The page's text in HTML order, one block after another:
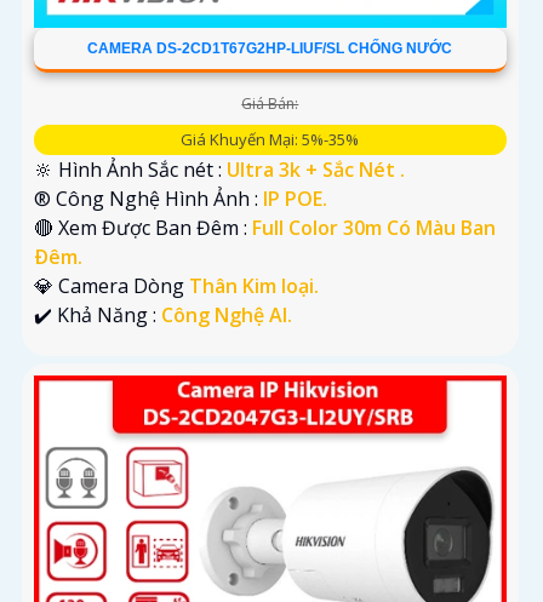
CAMERA DS-2CD1T67G2HP-LIUF/SL CHỐNG NƯỚC
Giá Bán:
Giá Khuyến Mại: 5%-35%
🔆 Hình Ảnh Sắc nét : Ultra 3k + Sắc Nét .
®️ Công Nghệ Hình Ảnh : IP POE.
🔴 Xem Được Ban Đêm : Full Color 30m Có Màu Ban
Ðêm.
💎 Camera Dòng Thân Kim loại.
️✔️ Khả Năng : Công Nghệ AI.